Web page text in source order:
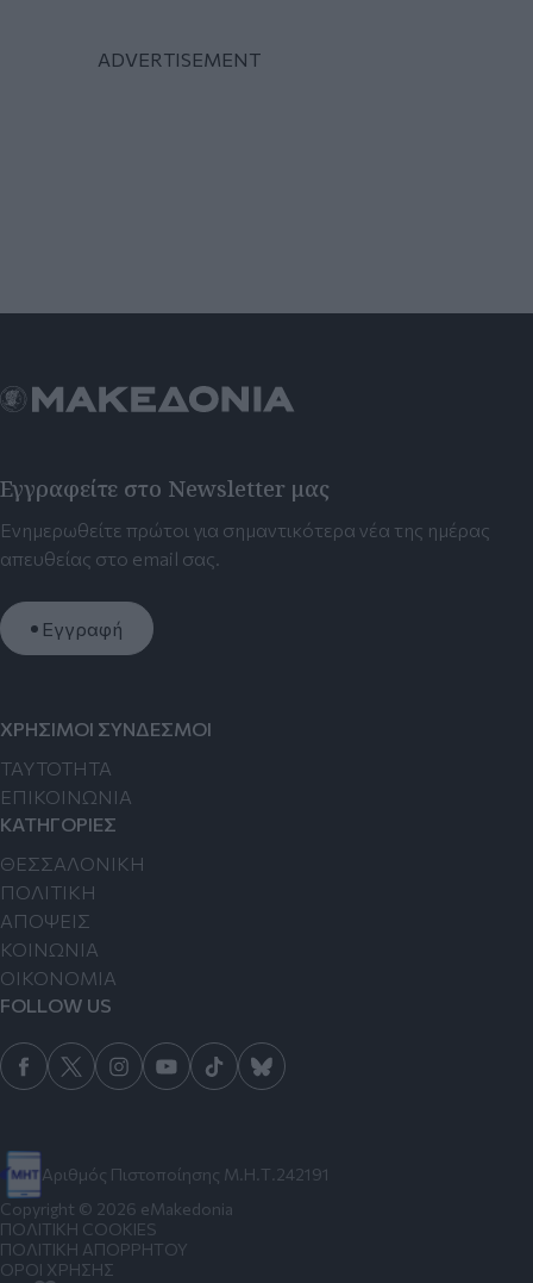
Εγγραφείτε στο Newsletter μας
Ενημερωθείτε πρώτοι για σημαντικότερα νέα της ημέρας
απευθείας στο email σας.
Εγγραφή
Αριθμός Πιστοποίησης Μ.Η.Τ.242191
ΧΡΗΣΙΜΟΙ ΣΥΝΔΕΣΜΟΙ
TAYTOTHTA
ΕΠΙΚΟΙΝΩΝΙΑ
ΚΑΤΗΓΟΡΙΕΣ
ΘΕΣΣΑΛΟΝΙΚΗ
ΠΟΛΙΤΙΚΗ
ΑΠΟΨΕΙΣ
ΚΟΙΝΩΝΙΑ
ΟΙΚΟΝΟΜΙΑ
FOLLOW US
Copyright © 2026 eMakedonia
ΠΟΛΙΤΙΚΗ COOKIES
ΠΟΛΙΤΙΚΗ ΑΠΟΡΡΗΤΟΥ
ΟΡΟΙ ΧΡΗΣΗΣ